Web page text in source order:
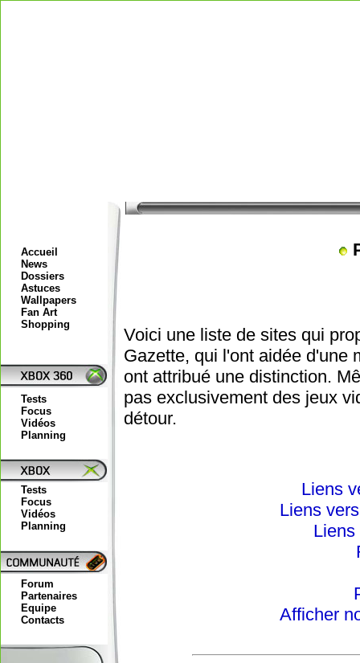
Accueil
News
Dossiers
Astuces
Wallpapers
Fan Art
Shopping
Tests
Focus
Vidéos
Planning
Tests
Focus
Vidéos
Planning
Forum
Partenaires
Equipe
Contacts
Voici une liste de sites qui
Gazette, qui l'ont aidée d'une
ont attribué une distinction.
pas exclusivement des jeux
détour.
Liens
Liens
Liens
Afficher